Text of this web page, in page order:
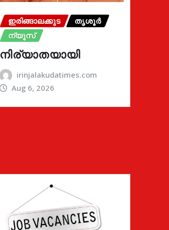
ഇരിങ്ങാലക്കുട
തൃശൂർ
ന്യൂസ്
നിര്യാതയായി
irinjalakudatimes.com
Aug 6, 2026